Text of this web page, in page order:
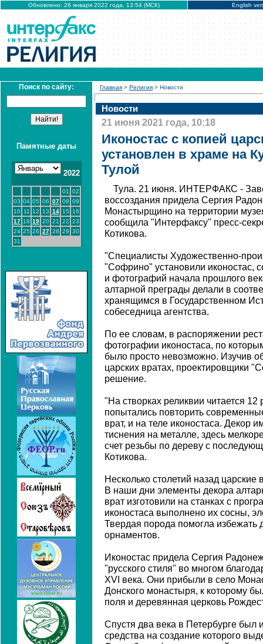
Обновлено: 26 января 2022 года, 13:54 (МСК) English
Поиск по сайту:
Памятные даты
2022
01
02
03 04 05 06 07 08 09
10
11 12 13 14 15
16
17 18 19 20 21 22 23
24 25 26 27 28 29 30
31
Главная > Религия > Новости
Новости
21 июня 2021 года, 10:18
Иконостас с копией
установлен в храме на
Тулой
Тула. 21 июня. ИНТЕРФАКС -
воссоздания придела Сергия
Монастырщино на территории
сообщила "Интерфаксу" пресс-
Котикова.
"Специалисты Художественно-
"Софрино" установили иконостас,
и фотографий начала прошлого
алтарной преграды делали в
хранящимся в Государственном
собеседница агентства.
По ее словам, в распоряжении
фотографии иконостаса, по
было просто невозможно. Изучив
царских вратах, проектировщики
решение.
"На створках реликвии читается
попытались повторить
врат, и на теле иконостаса. Декор
тиснения на металле, здесь
счет резьбы по дереву с
Котикова.
Несколько столетий назад
В наши дни элементы декора
врат изготовили на станках с
иконостаса выполнено их сосны,
Твердая порода помогла избежать
орнаментов.
Иконостас придела Сергия
"русского стиля" во многом
XVI века. Они прибыли в село
Донского монастыря, к которому
поля и деревянная церковь
Спустя два века в Петербурге был
средства на создание которого